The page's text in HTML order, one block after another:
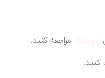
فروشگاه مراجعه کنید.